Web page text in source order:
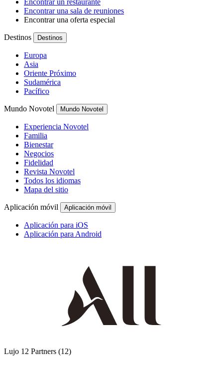
Encontrar un restaurante
Encontrar una sala de reuniones
Encontrar una oferta especial
Destinos Destinos
Europa
Asia
Oriente Próximo
Sudamérica
Pacífico
Mundo Novotel Mundo Novotel
Experiencia Novotel
Familia
Bienestar
Negocios
Fidelidad
Revista Novotel
Todos los idiomas
Mapa del sitio
Aplicación móvil Aplicación móvil
Aplicación para iOS
Aplicación para Android
Lujo 12 Partners (12)